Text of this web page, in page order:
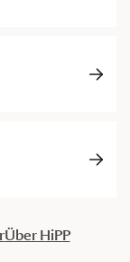
Über HiPP